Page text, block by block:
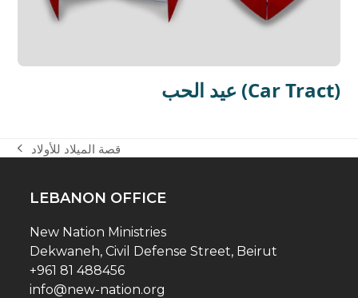
عيد الحب (Car Tract)
previous
قصة الميلاد للأولاد
LEBANON OFFICE
New Nation Ministries
Dekwaneh, Civil Defense Street, Beirut
+961 81 488456
info@new-nation.org